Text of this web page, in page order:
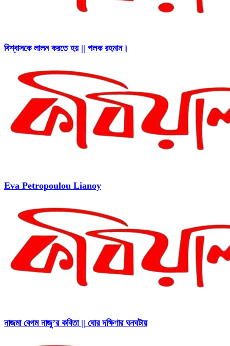
বিশ্বাসকে লালন করতে হয় || পলক রহমান।
Eva Petropoulou Lianoy
নাজমা বেগম নাজু’র কবিতা || ঘোর দক্ষিণার ঘনঘটায়